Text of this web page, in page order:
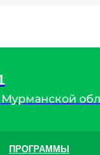
ПРОГРАММЫ